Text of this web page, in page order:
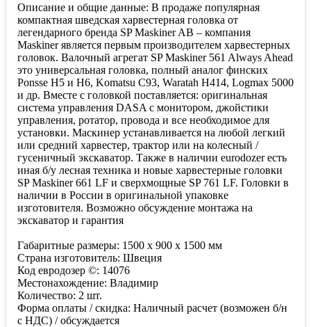
Описание и общие данные: В продаже популярная
компактная шведская харвестерная головка от
легендарного бренда SP Maskiner AB – компания
Maskiner является первым производителем харвестерных
головок. Валочный агрегат SP Maskiner 561 Always Ahead
это универсальная головка, полный аналог финских
Ponsse H5 и H6, Komatsu C93, Waratah H414, Logmax 5000
и др. Вместе с головкой поставляется: оригинальная
система управления DASA с монитором, джойстики
управления, ротатор, провода и все необходимое для
установки. Маскинер устанавливается на любой легкий
или средний харвестер, трактор или на колесный /
гусеничный экскаватор. Также в наличии eurodozer есть
иная б/у лесная техника и новые харвестерные головки
SP Maskiner 661 LF и сверхмощные SP 761 LF. Головки в
наличии в России в оригинальной упаковке
изготовителя. Возможно обсуждение монтажа на
экскаватор и гарантия
Габаритные размеры: 1500 х 900 х 1500 мм
Страна изготовитель: Швеция
Код евродозер ©: 14076
Местонахождение: Владимир
Количество: 2 шт.
Форма оплаты / скидка: Наличный расчет (возможен б/н
с НДС) / обсуждается